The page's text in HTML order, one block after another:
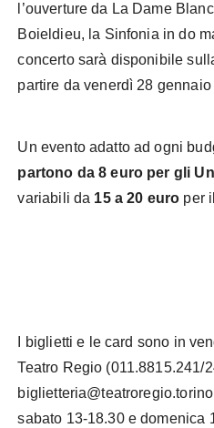
l’ouverture da La Dame
Boieldieu, la Sinfonia in do
concerto sarà disponibile
partire da venerdì 28 gennaio
Un evento adatto ad ogni
partono da 8 euro per gli
variabili da 15 a 20 euro per
I biglietti e le card sono in
Teatro Regio (011.8815.241/
sabato 13-18.30 e domenica